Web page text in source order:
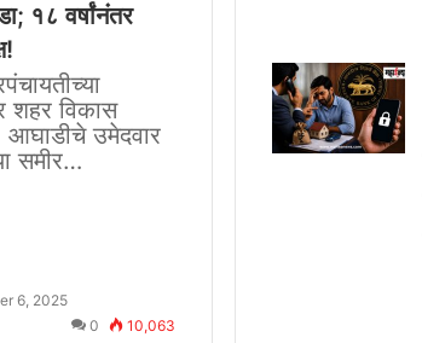
१८ वर्षांनंतर
शहर विकास
उमेदवार
समीर…
6, 2025
0
10,063